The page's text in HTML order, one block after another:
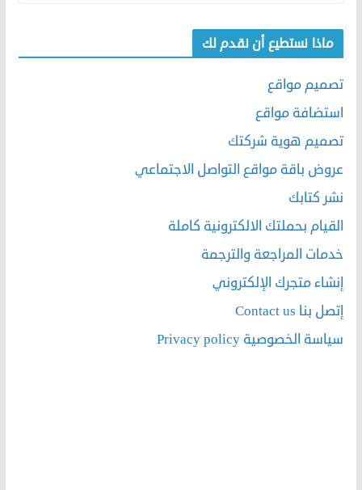
ماذا نستطيع أن نقدم لك
تصميم مواقع
استضافة مواقع
تصميم هوية شركتك
عروض باقة مواقع التواصل الاجتماعي
نشر كتابك
القيام بحملتك الالكترونية كاملة
خدمات المراجعة والترجمة
إنشاء متجرك الإلكتروني
إتصل بنا Contact us
سياسة الخصوصية Privacy policy